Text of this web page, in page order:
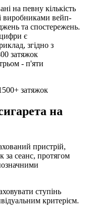
на певну кількість
виробниками вейп-
та спостережень.
є
згідно з
затяжок
- п'яти
на
пристрій,
за сеанс, протягом
ступінь
критерієм.